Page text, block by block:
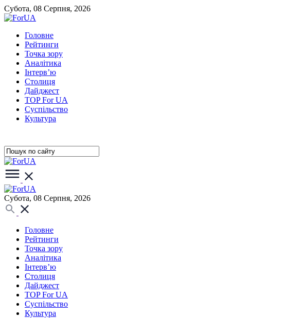
Субота, 08 Серпня, 2026
Головне
Рейтинги
Точка зору
Аналітика
Інтерв’ю
Столиця
Дайджест
TOP For UA
Суспiльство
Культура
Субота, 08 Серпня, 2026
Головне
Рейтинги
Точка зору
Аналітика
Інтерв’ю
Столиця
Дайджест
TOP For UA
Суспiльство
Культура